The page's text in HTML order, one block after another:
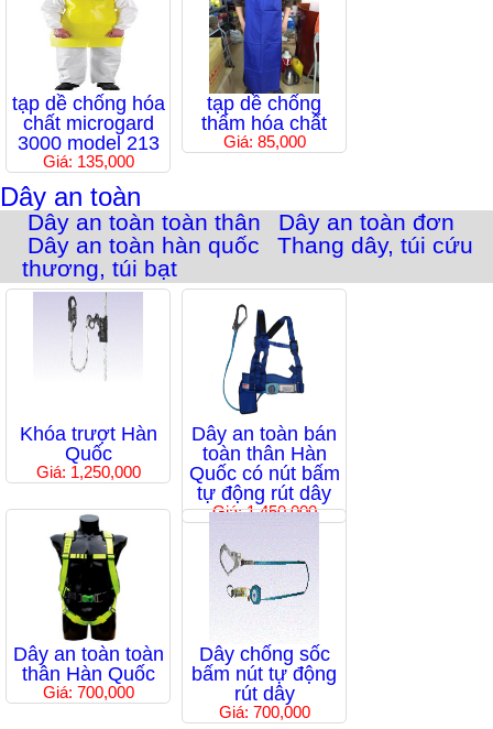
tạp dề chống hóa
chất microgard
3000 model 213
Giá: 135,000
tạp dề chống
thấm hóa chất
Giá: 85,000
Dây an toàn
Dây an toàn toàn thân
Dây an toàn đơn
Dây an toàn hàn quốc
Thang dây, túi cứu
thương, túi bạt
Khóa trượt Hàn
Quốc
Giá: 1,250,000
Dây an toàn bán
toàn thân Hàn
Quốc có nút bấm
tự động rút dây
Giá: 1,450,000
Dây an toàn toàn
thân Hàn Quốc
Giá: 700,000
Dây chống sốc
bấm nút tự động
rút dây
Giá: 700,000